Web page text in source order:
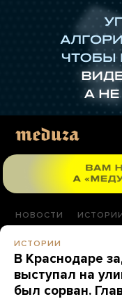
НОВОСТИ
ИСТОРИИ
В Краснодаре
выступал на
был сорван.